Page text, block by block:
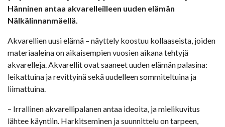
Hänninen antaa akvarelleilleen uuden elämän
Nälkälinnanmäellä.
Akvarellien uusi elämä – näyttely koostuu kollaaseista, joiden
materiaaleina on aikaisempien vuosien aikana tehtyjä
akvarelleja. Akvarellit ovat saaneet uuden elämän palasina:
leikattuina ja revittyinä sekä uudelleen sommiteltuina ja
liimattuina.
– Irrallinen akvarellipalanen antaa ideoita, ja mielikuvitus
lähtee käyntiin. Harkitseminen ja suunnittelu on tarpeen,